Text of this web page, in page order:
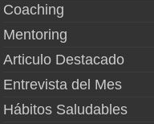
Coaching
Mentoring
Articulo Destacado
Entrevista del Mes
Hábitos Saludables